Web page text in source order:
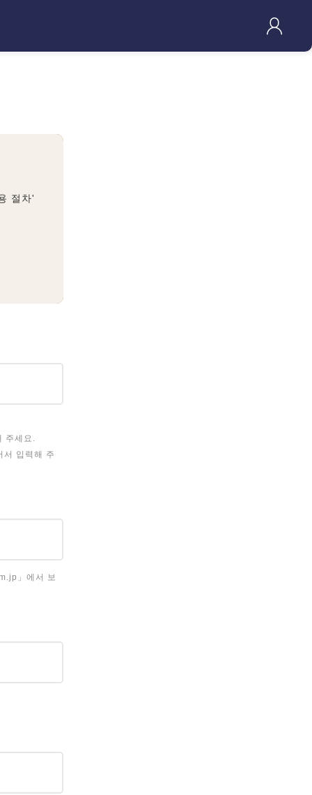
절차'
주세요.
입력해 주
」에서 보